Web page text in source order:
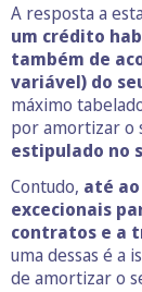
A resposta a
um crédito
também de
variável) do
máximo
por amortizar o
estipulado no
Contudo, até
excecionais
contratos e a
uma dessas é a
de amortizar o